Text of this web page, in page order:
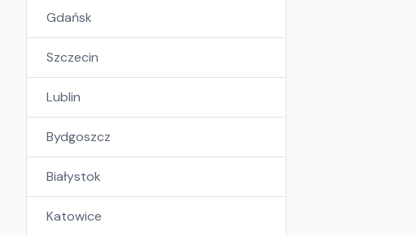
Gdańsk
Szczecin
Lublin
Bydgoszcz
Białystok
Katowice